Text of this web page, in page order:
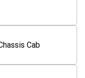
Cab
Ram
Chassis